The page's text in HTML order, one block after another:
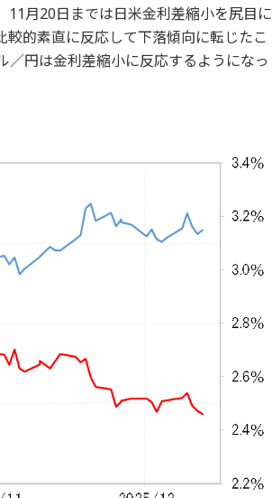
月20日までは日米金利差縮小を尻目に
的素直に反応して下落傾向に転じたこ
／円は金利差縮小に反応するようになっ